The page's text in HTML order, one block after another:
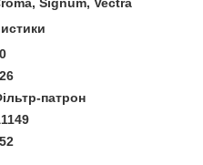
патрон